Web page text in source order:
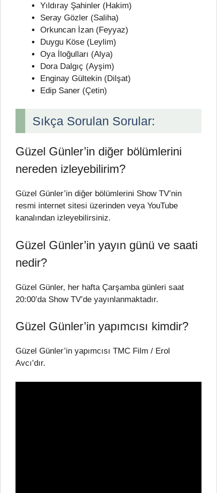
Yıldıray Şahinler (Hakim)
Seray Gözler (Saliha)
Orkuncan İzan (Feyyaz)
Duygu Köse (Leylim)
Oya İloğulları (Alya)
Dora Dalgıç (Ayşim)
Enginay Gültekin (Dilşat)
Edip Saner (Çetin)
Sıkça Sorulan Sorular:
Güzel Günler’in diğer bölümlerini
nereden izleyebilirim?
Güzel Günler’in diğer bölümlerini Show TV’nin
resmi internet sitesi üzerinden veya YouTube
kanalından izleyebilirsiniz.
Güzel Günler’in yayın günü ve saati
nedir?
Güzel Günler, her hafta Çarşamba günleri saat
20:00’da Show TV’de yayınlanmaktadır.
Güzel Günler’in yapımcısı kimdir?
Güzel Günler’in yapımcısı TMC Film / Erol
Avcı’dır.